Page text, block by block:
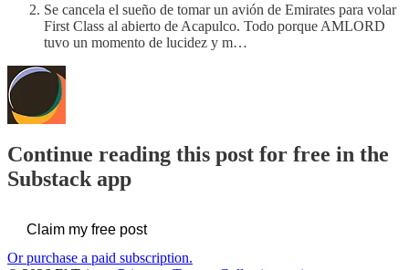
Se cancela el sueño de tomar un avión de Emirates para volar
First Class al abierto de Acapulco. Todo porque AMLORD
tuvo un momento de lucidez y m…
Continue reading this post for free in the
Substack app
Claim my free post
Or purchase a paid subscription.